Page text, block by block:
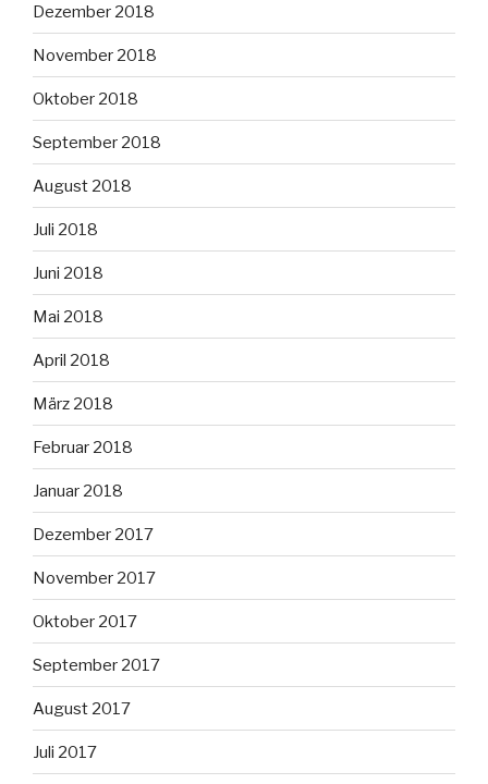
Dezember 2018
November 2018
Oktober 2018
September 2018
August 2018
Juli 2018
Juni 2018
Mai 2018
April 2018
März 2018
Februar 2018
Januar 2018
Dezember 2017
November 2017
Oktober 2017
September 2017
August 2017
Juli 2017